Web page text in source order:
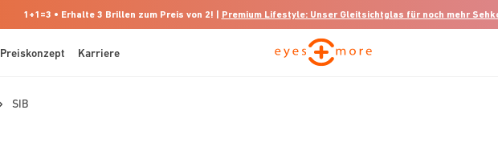
1+1=3 • Erhalte 3 Brillen zum Preis von 2! | Premium Lifestyle: Unser Gleitsichtglas für noch mehr
Preiskonzept Karriere
SIB